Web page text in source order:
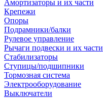
Амортизаторы и их части
Крепежи
Опоры
Подрамники/балки
Рулевое управление
Рычаги подвески и их части
Стабилизаторы
Ступицы/подшипники
Тормозная система
Электрооборудование
Выключатели